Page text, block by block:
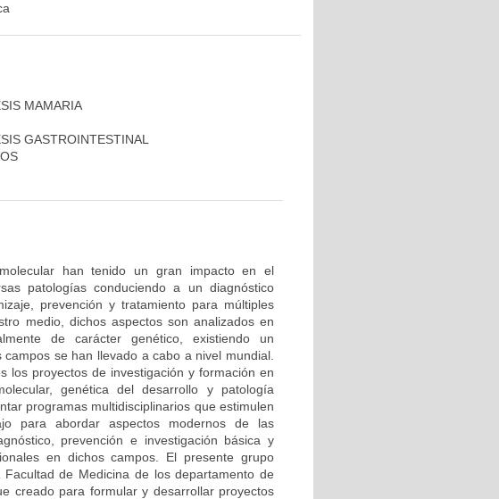
MAMARIA
GASTROINTESTINAL
han tenido un gran impacto en el
patologías conduciendo a un diagnóstico
prevención y tratamiento para múltiples
medio, dichos aspectos son analizados en
de carácter genético, existiendo un
se han llevado a cabo a nivel mundial.
los proyectos de investigación y formación en
genética del desarrollo y patología
programas multidisciplinarios que estimulen
para abordar aspectos modernos de las
prevención e investigación básica y
en dichos campos. El presente grupo
de Medicina de los departamento de
creado para formular y desarrollar proyectos